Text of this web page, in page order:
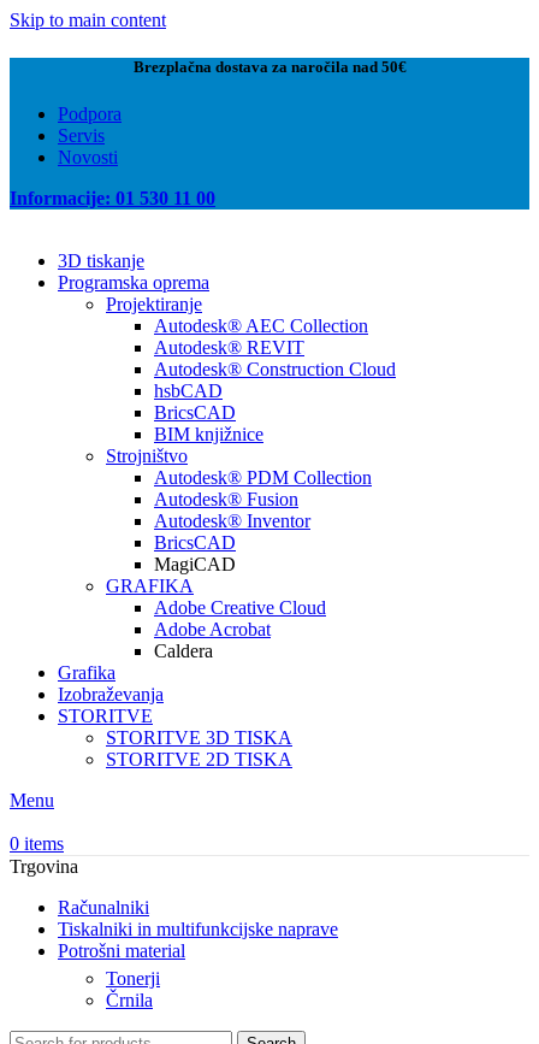
Skip to main content
Brezplačna dostava za naročila nad 50€
Podpora
Servis
Novosti
Informacije: 01 530 11 00
3D tiskanje
Programska oprema
Projektiranje
Autodesk® AEC Collection
Autodesk® REVIT
Autodesk® Construction Cloud
hsbCAD
BricsCAD
BIM knjižnice
Strojništvo
Autodesk® PDM Collection
Autodesk® Fusion
Autodesk® Inventor
BricsCAD
MagiCAD
GRAFIKA
Adobe Creative Cloud
Adobe Acrobat
Caldera
Grafika
Izobraževanja
STORITVE
STORITVE 3D TISKA
STORITVE 2D TISKA
Menu
0 items
Trgovina
Računalniki
Tiskalniki in multifunkcijske naprave
Potrošni material
Tonerji
Črnila